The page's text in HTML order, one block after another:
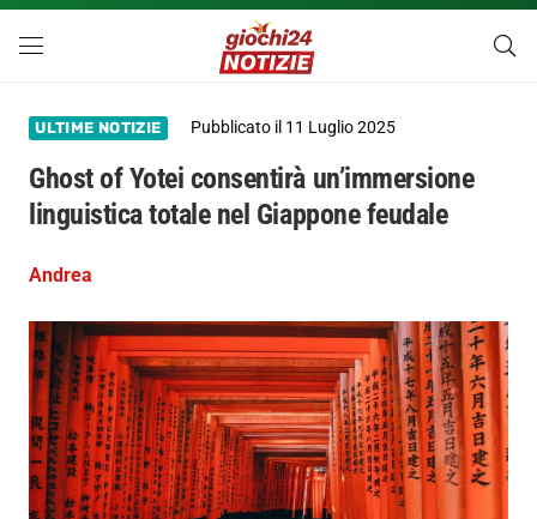
ULTIME NOTIZIE Pubblicato il 11 Luglio 2025
Ghost of Yotei consentirà un’immersione
linguistica totale nel Giappone feudale
Andrea